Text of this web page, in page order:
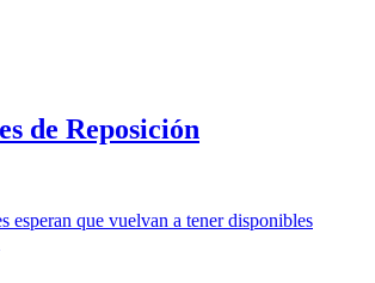
de Reposición
esperan que vuelvan a tener disponibles